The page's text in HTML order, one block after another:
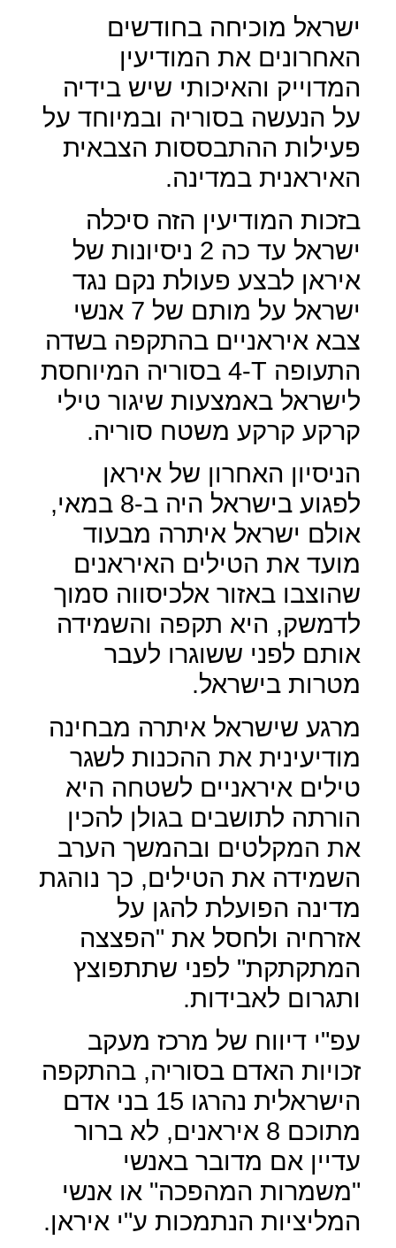
ישראל מוכיחה בחודשים
האחרונים את המודיעין
המדוייק והאיכותי שיש בידיה
על הנעשה בסוריה ובמיוחד על
פעילות ההתבססות הצבאית
האיראנית במדינה.
בזכות המודיעין הזה סיכלה
ישראל עד כה 2 ניסיונות של
איראן לבצע פעולת נקם נגד
ישראל על מותם של 7 אנשי
צבא איראניים בהתקפה בשדה
התעופה T
-4 בסוריה המיוחסת
לישראל באמצעות שיגור טילי
קרקע קרקע משטח סוריה.
הניסיון האחרון של איראן
לפגוע בישראל היה ב-8 במאי,
אולם ישראל איתרה מבעוד
מועד את הטילים האיראנים
שהוצבו באזור אלכיסווה סמוך
לדמשק, היא תקפה והשמידה
אותם לפני ששוגרו לעבר
מטרות בישראל.
מרגע שישראל איתרה מבחינה
מודיעינית את ההכנות לשגר
טילים איראניים לשטחה היא
הורתה לתושבים בגולן להכין
את המקלטים ובהמשך הערב
השמידה את הטילים, כך נוהגת
מדינה הפועלת להגן על
אזרחיה ולחסל את "הפצצה
המתקתקת" לפני שתתפוצץ
ותגרום לאבידות.
עפ"י דיווח של מרכז מעקב
זכויות האדם בסוריה, בהתקפה
הישראלית נהרגו 15 בני אדם
מתוכם 8 איראנים, לא ברור
עדיין אם מדובר באנשי
"משמרות המהפכה" או אנשי
המליציות הנתמכות ע"י איראן.